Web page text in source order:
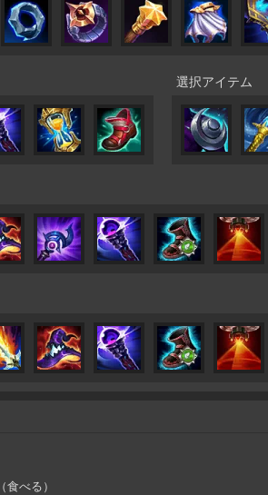
選択アイテム
べる）